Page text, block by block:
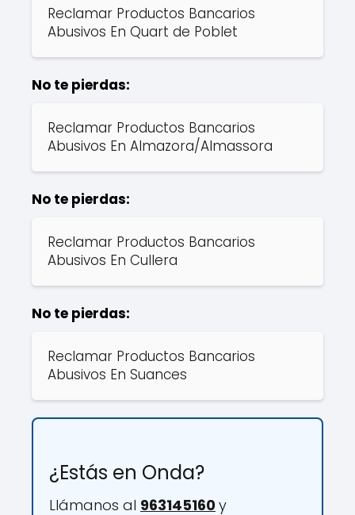
Reclamar Productos Bancarios
Abusivos En Quart de Poblet
No te pierdas:
Reclamar Productos Bancarios
Abusivos En Almazora/Almassora
No te pierdas:
Reclamar Productos Bancarios
Abusivos En Cullera
No te pierdas:
Reclamar Productos Bancarios
Abusivos En Suances
¿Estás en Onda?
Llámanos al 963145160y